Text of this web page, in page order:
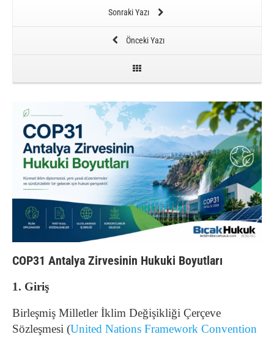
Sonraki Yazı
Önceki Yazı
COP31 Antalya Zirvesinin Hukuki Boyutları
1. Giriş
Birleşmiş Milletler İklim Değişikliği Çerçeve
Sözleşmesi (United Nations Framework Convention